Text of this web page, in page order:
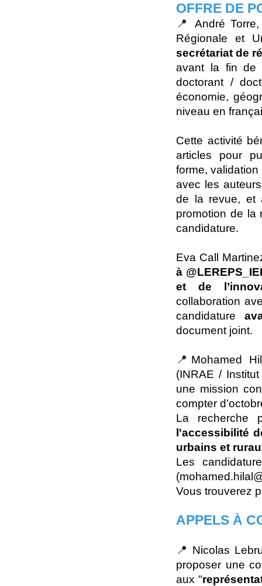
OFFRE DE
📍 André
Régionale et
secrétariat de
avant la fin de
doctorant /
économie,
niveau en
Cette activité
articles pour
forme,
avec les
de la revue, et
promotion de la
candidature.
Eva Call
à
et de
collaboration
candidature
document joint.
📍Mohamed
(INRAE /
une mission
compter
La recherche
l'accessibilité
urbains et
Les
Vous trouverez
APPELS À
📍 Nicolas
proposer une
aux "